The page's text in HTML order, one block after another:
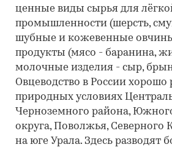
ценные виды сырья для
промышленности (шерсть,
шубные и кожевенные
продукты (мясо - баранина,
молочные изделия - сыр,
Овцеводство в России хорошо
природных условиях
Черноземного района,
округа, Поволжья, Северного
на юге Урала. Здесь разводят